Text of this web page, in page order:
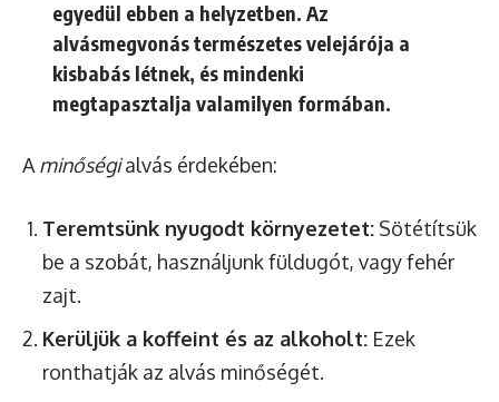
egyedül ebben a helyzetben. Az
alvásmegvonás természetes velejárója a
kisbabás létnek, és mindenki
megtapasztalja valamilyen formában.
A minőségialvás érdekében:
Teremtsünk nyugodt környezetet: Sötétítsük
be a szobát, használjunk füldugót, vagy fehér
zajt.
Kerüljük a koffeint és az alkoholt: Ezek
ronthatják az alvás minőségét.